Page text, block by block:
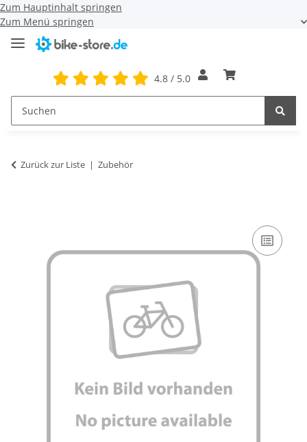
Zum Hauptinhalt springen
Zum Menü springen
4.8 / 5.0
Zurück zur Liste Zubehör